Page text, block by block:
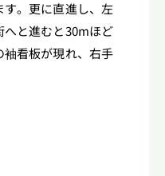
。更に直進し、左
と進むと30mほど
看板が現れ、右手